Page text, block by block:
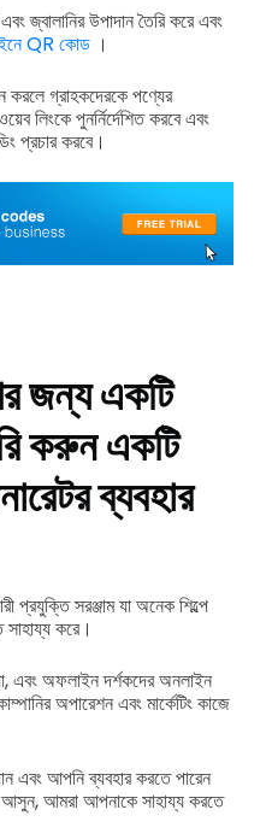
জ্বালানির উপাদান তৈরি করে এবং
QR কোড ।
করলে গ্রাহকদেরকে পণ্যের
লিংকে পুনর্নির্দেশিত করবে এবং
প্রচার করবে।
জন্য একটি
করুন একটি
ব্যবহার
প্রযুক্তি সরঞ্জাম যা অনেক শিল্পে
সাহায্য করে।
এবং অফলাইন দর্শকদের অনলাইন
অপারেশন এবং মার্কেটিং কাজে
আপনি ব্যবহার করতে পারেন
আসুন, আমরা আপনাকে সাহায্য করতে